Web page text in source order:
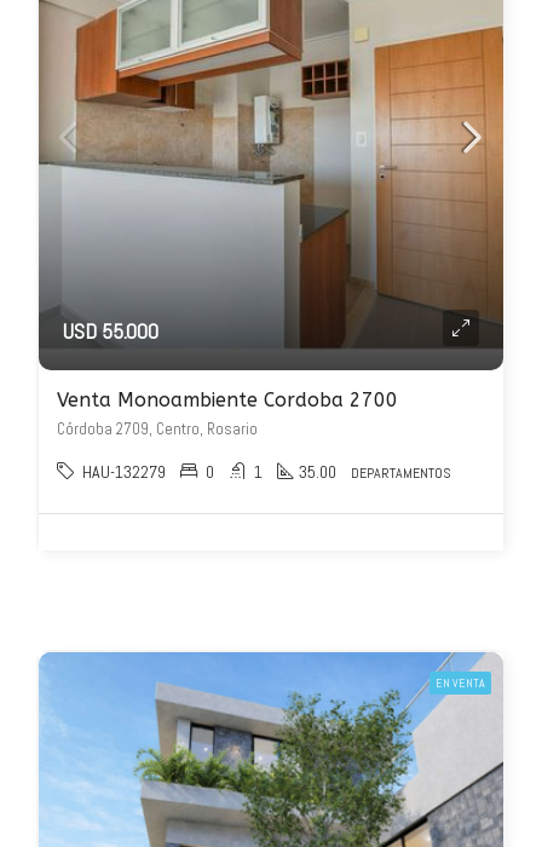
USD 55.000
Venta Monoambiente Cordoba 2700
Córdoba 2709, Centro, Rosario
HAU-132279 0 1 35.00 DEPARTAMENTOS
EN VENTA